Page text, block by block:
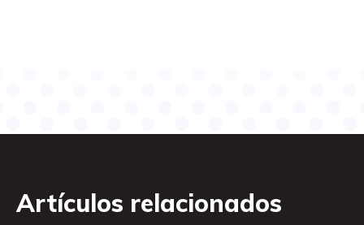
Artículos relacionados